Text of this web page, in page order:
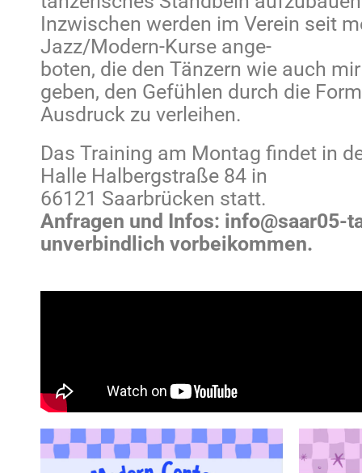
Inzwischen werden im Verein seit
Jazz/Modern-Kurse ange-
boten, die den Tänzern wie auch
geben, den Gefühlen durch die
Ausdruck zu verleihen.
Das Training am Montag findet in
Halle Halbergstraße 84 in
66121 Saarbrücken statt.
Anfragen und Infos: info@saar05-
unverbindlich vorbeikommen.